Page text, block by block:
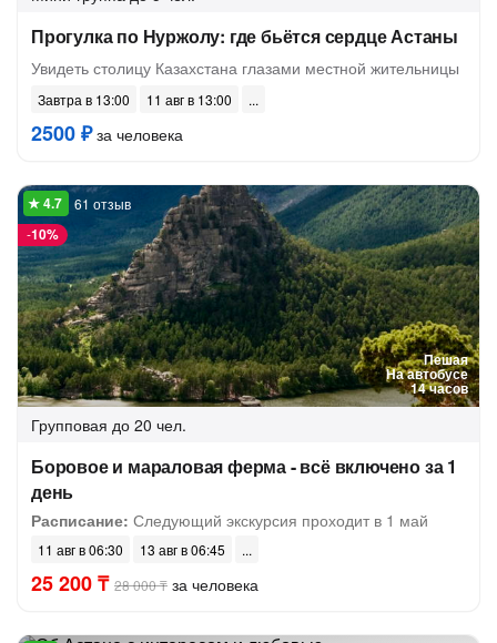
Прогулка по Нуржолу: где бьётся сердце Астаны
Увидеть столицу Казахстана глазами местной жительницы
Завтра в 13:00 11 авг в 13:00
2500 ₽за человека
Пешая
На автобусе
14 часов
-10%
61 отзыв
Групповая до 20 чел.
Боровое и мараловая ферма - всё включено за 1
день
Расписание: Следующий экскурсия проходит в 1 май
11 авг в 06:30 13 авг в 06:45
25 200 ₸ 28 000 ₸ за человека